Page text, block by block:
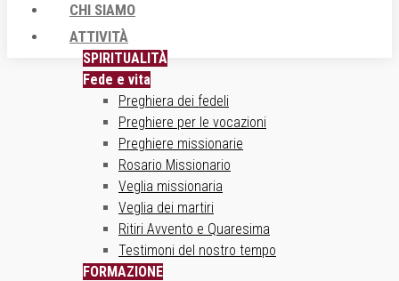
CHI SIAMO
ATTIVITÀ
SPIRITUALITÀ
Fede e vita
Preghiera dei fedeli
Preghiere per le vocazioni
Preghiere missionarie
Rosario Missionario
Veglia missionaria
Veglia dei martiri
Ritiri Avvento e Quaresima
Testimoni del nostro tempo
FORMAZIONE